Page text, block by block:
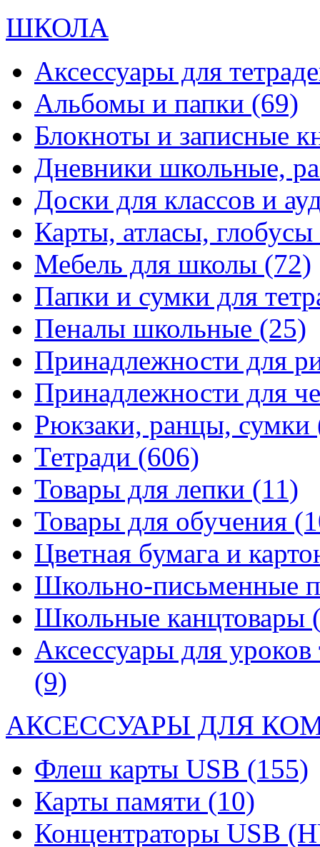
ШКОЛА
Аксессуары для
Альбомы и папки (69)
Блокноты и записные
Дневники школьные,
Доски для классов и
Карты, атласы, глобусы
Мебель для школы (72)
Папки и сумки для
Пеналы школьные (25)
Принадлежности для
Принадлежности для
Рюкзаки, ранцы, сумки
Тетради (606)
Товары для лепки (11)
Товары для обучения
Цветная бумага и
Школьно-письменные
Школьные канцтовары
Аксессуары для уроков
(9)
АКСЕССУАРЫ ДЛЯ
Флеш карты USB (155)
Карты памяти (10)
Концентраторы USB